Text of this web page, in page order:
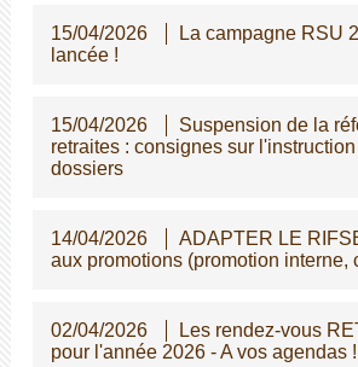
15/04/2026
La campagne RSU
lancée !
15/04/2026
Suspension de la
retraites : consignes sur
dossiers
14/04/2026
ADAPTER LE
aux promotions (promotion interne,
02/04/2026
Les rendez-vous
pour l'année 2026 - A vos agendas !